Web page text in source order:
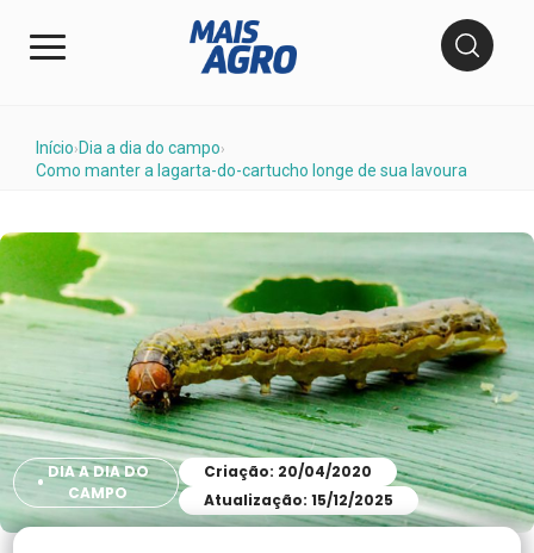
Início› Dia a dia do campo›
Como manter a lagarta-do-cartucho longe de sua lavoura
DIA A DIA DO
CAMPO
Criação: 20/04/2020
Atualização: 15/12/2025